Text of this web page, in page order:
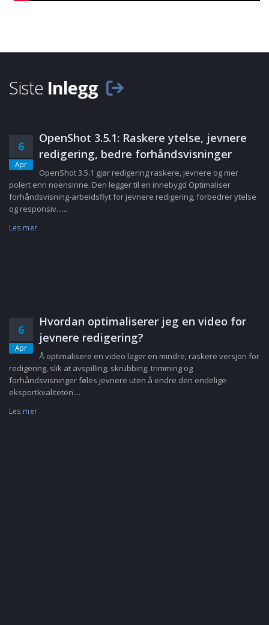
Siste Inlegg
6
Apr
OpenShot 3.5.1: Raskere ytelse, jevnere
redigering, bedre forhåndsvisninger
OpenShot 3.5.1 gjør redigering raskere, jevnere og mer
polert enn noensinne. Den legger til en innebygd Optimaliser
forhåndsvisning-arbeidsflyt for jevnere redigering, forbedrer ytelse
og responsiv......
Les mer
6
Apr
Hvordan optimaliserer jeg en video for
jevnere redigering?
Å optimalisere en video lager en mindre, raskere versjon for
redigering, slik at avspilling, skrubbing, trimming og
forhåndsvisninger føles jevnere uten å endre den endelige
eksportkvaliteten....
Les mer